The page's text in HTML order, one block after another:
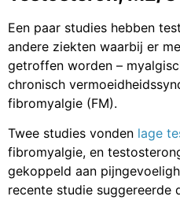
Een paar studies hebben
andere ziekten waarbij er
getroffen worden –
chronisch
fibromyalgie (FM).
Twee studies vonden lage
fibromyalgie, en
gekoppeld aan
recente studie suggereerde